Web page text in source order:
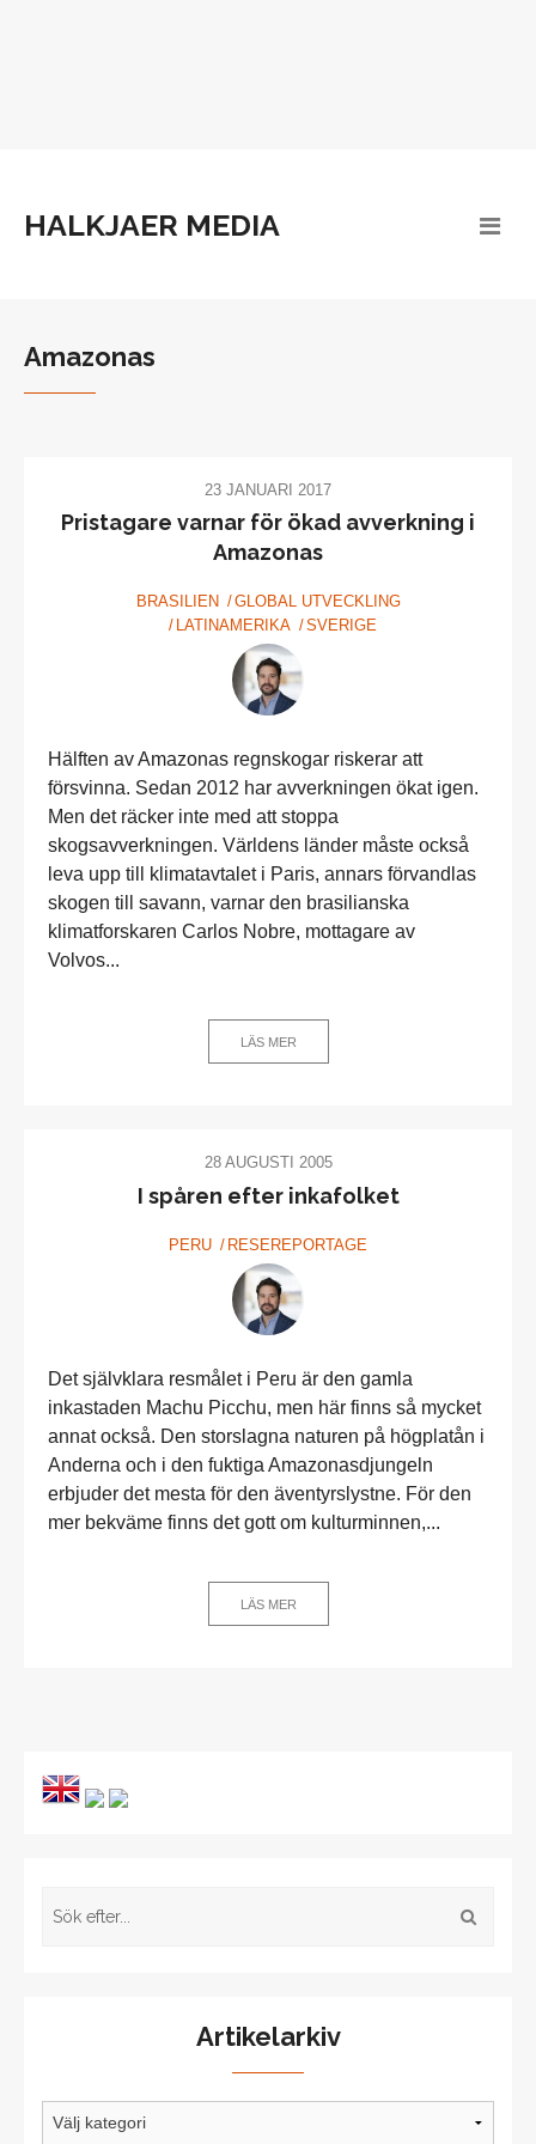
HALKJAER MEDIA
Amazonas
23 JANUARI 2017
Pristagare varnar för ökad avverkning i
Amazonas
BRASILIEN
GLOBAL UTVECKLING
LATINAMERIKA
SVERIGE
Hälften av Amazonas regnskogar riskerar att
försvinna. Sedan 2012 har avverkningen ökat igen.
Men det räcker inte med att stoppa
skogsavverkningen. Världens länder måste också
leva upp till klimatavtalet i Paris, annars förvandlas
skogen till savann, varnar den brasilianska
klimatforskaren Carlos Nobre, mottagare av
Volvos...
LÄS MER
28 AUGUSTI 2005
I spåren efter inkafolket
PERU RESEREPORTAGE
Det självklara resmålet i Peru är den gamla
inkastaden Machu Picchu, men här finns så mycket
annat också. Den storslagna naturen på högplatån i
Anderna och i den fuktiga Amazonasdjungeln
erbjuder det mesta för den äventyrslystne. För den
mer bekväme finns det gott om kulturminnen,...
LÄS MER
Artikelarkiv
Artikelarkiv